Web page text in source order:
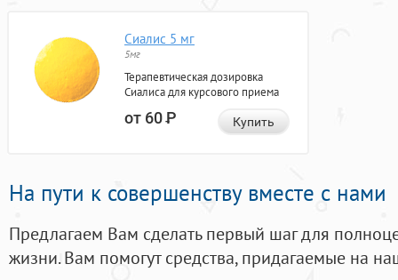
Сиалис 5 мг
5мг
Терапевтическая дозировка
Сиалиса для курсового приема
от 60Р Купить
На пути к совершенству вместе с нами
Предлагаем Вам сделать первый шаг для
жизни. Вам помогут средства, придагаемые на